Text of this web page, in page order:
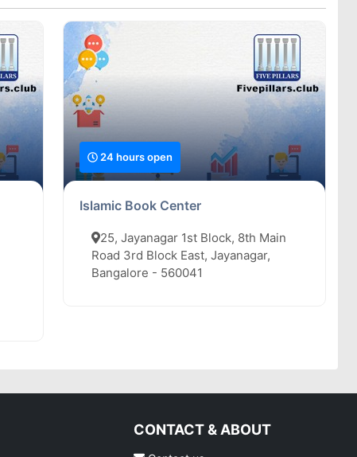
24 hours open
Islamic Book Center
25, Jayanagar 1st Block, 8th Main
Road 3rd Block East, Jayanagar,
Bangalore - 560041
CONTACT & ABOUT